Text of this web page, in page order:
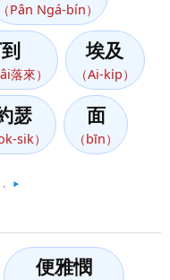
（Pân Ngá-bín）
落來）
埃及
（Ai-ki̍p）
瑟
sik）
面
（bīn）
▶️
便雅憫